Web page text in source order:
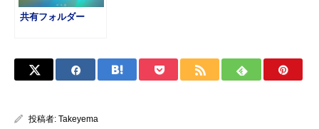
共有フォルダー
投稿者: Takeyema